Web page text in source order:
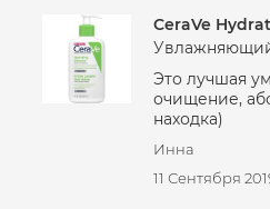
CeraVe
Это лучшая
очищение,
находка)
Инна
11 Сентября